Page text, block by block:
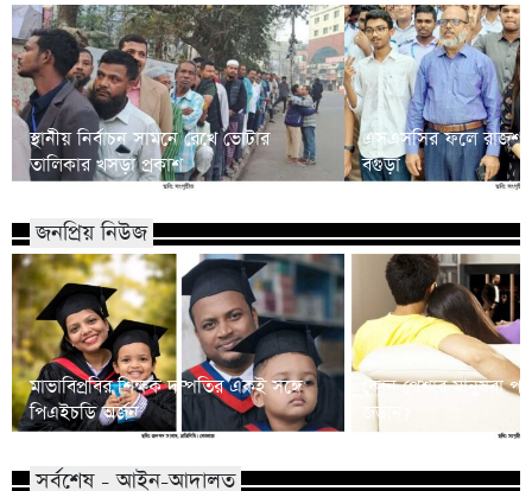
স্থানীয় নির্বাচন সামনে রেখে ভোটার
তালিকার খসড়া প্রকাশ
এসএসসির ফলে
বগুড়া
জনপ্রিয় নিউজ
মাভাবিপ্রবির শিক্ষক দম্পতির একই সঙ্গে
পিএইচডি অর্জন
কোন পেশার মানুষরা
জড়ান?
সর্বশেষ - আইন-আদালত